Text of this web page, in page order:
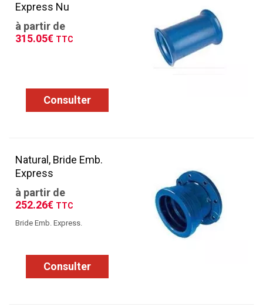
Express Nu
à partir de
315.05€ TTC
Consulter
Natural, Bride Emb.
Express
à partir de
252.26€ TTC
Bride Emb. Express.
Consulter